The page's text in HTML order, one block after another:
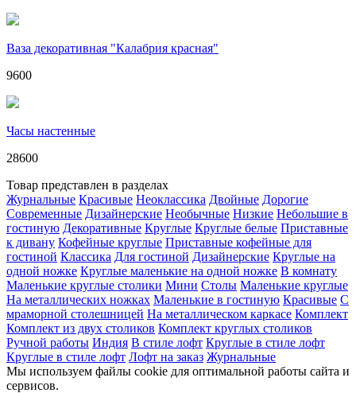
Ваза декоративная "Калабрия красная"
9600
Часы настенные
28600
Товар представлен в разделах
Журнальные Красивые Неоклассика Двойные Дорогие
Современные Дизайнерские Необычные Низкие Небольшие в
гостиную Декоративные Круглые Круглые белые Приставные
к дивану Кофейные круглые Приставные кофейные для
гостиной Классика Для гостиной Дизайнерские Круглые на
одной ножке Круглые маленькие на одной ножке В комнату
Маленькие круглые столики Мини Столы Маленькие круглые
На металлических ножках Маленькие в гостиную Красивые С
мраморной столешницей На металлическом каркасе Комплект
Комплект из двух столиков Комплект круглых столиков
Ручной работы Индия В стиле лофт Круглые в стиле лофт
Круглые в стиле лофт Лофт на заказ Журнальные
Мы используем файлы cookie для оптимальной работы сайта и
сервисов.